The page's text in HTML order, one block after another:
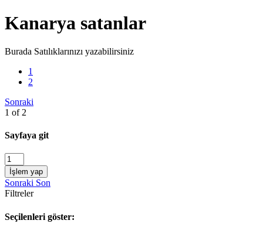
Kanarya satanlar
Burada Satılıklarınızı yazabilirsiniz
1
2
Sonraki
1 of 2
Sayfaya git
İşlem yap
Sonraki Son
Filtreler
Seçilenleri göster: